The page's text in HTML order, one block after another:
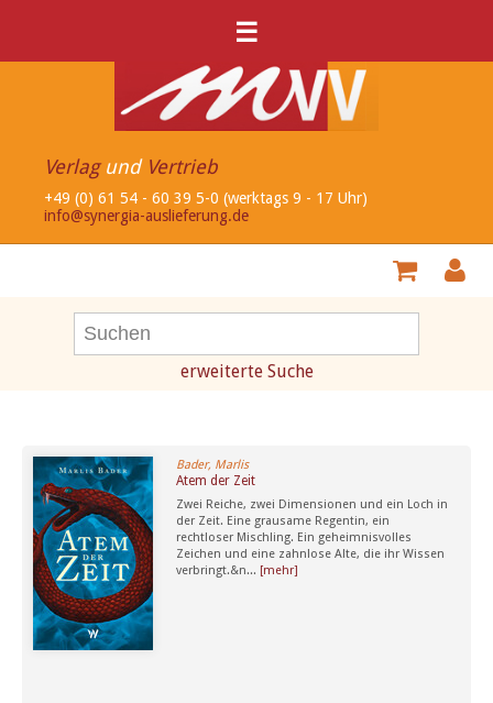
☰
Verlagund Vertrieb
+49 (0) 61 54 - 60 39 5-0 (werktags 9 - 17 Uhr)
info@synergia-auslieferung.de
erweiterte Suche
Bader, Marlis
Atem der Zeit
Zwei Reiche, zwei Dimensionen und ein Loch in
der Zeit. Eine grausame Regentin, ein
rechtloser Mischling. Ein geheimnisvolles
Zeichen und eine zahnlose Alte, die ihr Wissen
verbringt.&n... [mehr]